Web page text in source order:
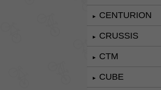
► CENTURION
► CRUSSIS
► CTM
► CUBE